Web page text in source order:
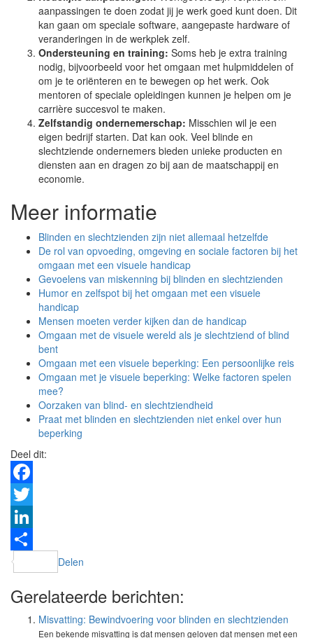
aanpassingen te doen zodat jij je werk goed kunt doen. Dit
kan gaan om speciale software, aangepaste hardware of
veranderingen in de werkplek zelf.
Ondersteuning en training: Soms heb je extra training
nodig, bijvoorbeeld voor het omgaan met hulpmiddelen of
om je te oriënteren en te bewegen op het werk. Ook
mentoren of speciale opleidingen kunnen je helpen om je
carrière succesvol te maken.
Zelfstandig ondernemerschap: Misschien wil je een
eigen bedrijf starten. Dat kan ook. Veel blinde en
slechtziende ondernemers bieden unieke producten en
diensten aan en dragen zo bij aan de maatschappij en
economie.
Meer informatie
Blinden en slechtzienden zijn niet allemaal hetzelfde
De rol van opvoeding, omgeving en sociale factoren bij het
omgaan met een visuele handicap
Gevoelens van miskenning bij blinden en slechtzienden
Humor en zelfspot bij het omgaan met een visuele
handicap
Mensen moeten verder kijken dan de handicap
Omgaan met de visuele wereld als je slechtziend of blind
bent
Omgaan met een visuele beperking: Een persoonlijke reis
Omgaan met je visuele beperking: Welke factoren spelen
mee?
Oorzaken van blind- en slechtziendheid
Praat met blinden en slechtzienden niet enkel over hun
beperking
Deel dit:
Facebook
Twitter
LinkedIn
Delen
Gerelateerde berichten:
Misvatting: Bewindvoering voor blinden en slechtzienden
Een bekende misvatting is dat mensen geloven dat mensen met een